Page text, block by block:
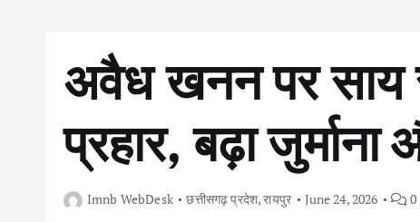
अवैध खनन पर साय
प्रहार, बढ़ा
Imnb WebDesk छत्तीसगढ़ प्रदेश,रायपुर June 24, 2026 0